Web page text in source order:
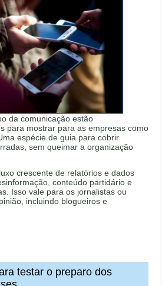
da comunicação estão
para mostrar para as empresas como
espécie de guia para cobrir
sem queimar a organização
crescente de relatórios e dados
conteúdo partidário e
Isso vale para os jornalistas ou
incluindo blogueiros e
testar o preparo dos